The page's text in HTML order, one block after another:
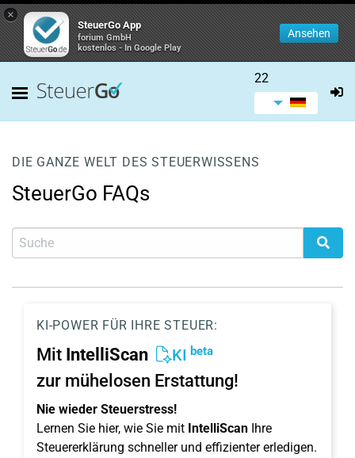
×
SteuerGo App
forium GmbH
kostenlos - In Google Play
Ansehen
22
DIE GANZE WELT DES STEUERWISSENS
SteuerGo FAQs
KI-POWER FÜR IHRE STEUER:
Mit IntelliScan KI beta
zur mühelosen Erstattung!
Nie wieder Steuerstress!
Lernen Sie hier, wie Sie mit IntelliScan Ihre
Steuererklärung schneller und effizienter erledigen.